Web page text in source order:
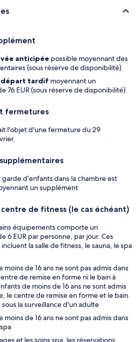
anticipée possible moyennant des
(sous réserve de disponibilité)
départ tardif moyennant un
76 EUR (sous réserve de disponibilité)
fermetures
l'objet d'une fermeture du 29
garde d'enfants dans la chambre est
un supplément
centre de fitness (le cas échéant)
équipements comporte un
6 EUR par personne, par jour. Ces
la salle de fitness, le sauna, le spa
moins de 16 ans ne sont pas admis dans
de remise en forme ni le bain à
de moins de 16 ans ne sont admis
le centre de remise en forme et le bain
la surveillance d'un adulte
moins de 16 ans ne sont pas admis dans
et les soins spa, les réservations